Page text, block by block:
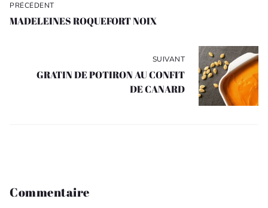
de
l’article
PRÉCÉDENT
MADELEINES ROQUEFORT NOIX
SUIVANT
GRATIN DE POTIRON AU CONFIT
DE CANARD
Commentaire